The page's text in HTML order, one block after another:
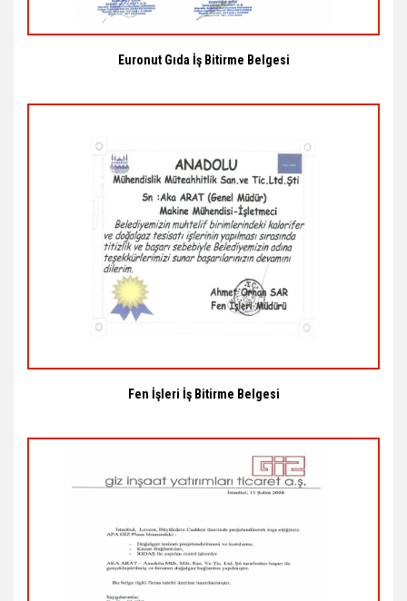
Euronut Gıda İş Bitirme Belgesi
Fen İşleri İş Bitirme Belgesi